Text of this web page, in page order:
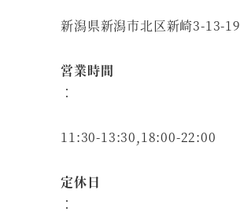
新潟県新潟市北区新崎3-13-19
営業時間
：
11:30-13:30,18:00-22:00
定休日
：